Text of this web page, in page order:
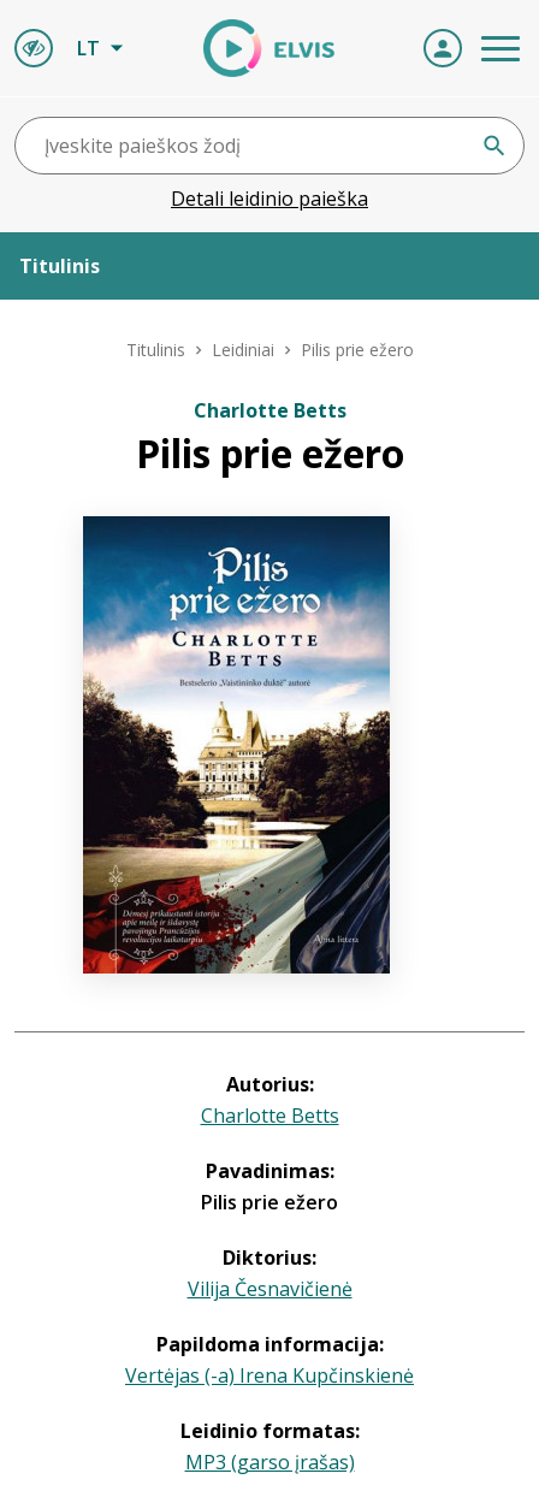
LT
Detali leidinio paieška
Titulinis
ELVIS atvyksta
Bibliotekoms
+370 667 80 541
Titulinis Leidiniai Pilis prie ežero
Charlotte Betts
Pilis prie ežero
Autorius:
Charlotte Betts
Pavadinimas:
Pilis prie ežero
Diktorius:
Vilija Česnavičienė
Papildoma informacija:
Vertėjas (-a) Irena Kupčinskienė
Leidinio formatas:
MP3 (garso įrašas)